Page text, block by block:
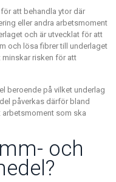
att behandla ytor där
eller andra arbetsmoment
och är utvecklat för att
och lösa fibrer till underlaget
minskar risken för att
beroende på vilket underlag
påverkas därför bland
arbetsmoment som ska
och